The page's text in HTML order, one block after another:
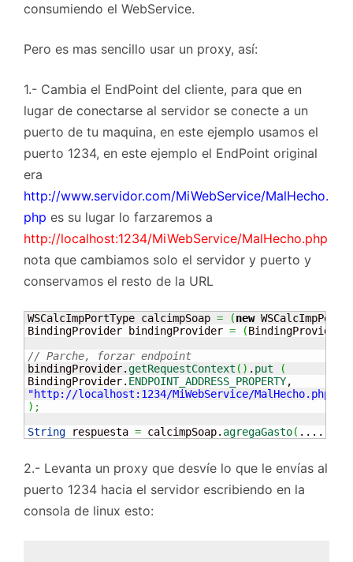
consumiendo el WebService.
Pero es mas sencillo usar un proxy, así:
1.- Cambia el EndPoint del cliente, para que en
lugar de conectarse al servidor se conecte a un
puerto de tu maquina, en este ejemplo usamos el
puerto 1234, en este ejemplo el EndPoint original
era
http://www.servidor.com/MiWebService/MalHecho.
php es su lugar lo farzaremos a
http://localhost:1234/MiWebService/MalHecho.php
nota que cambiamos solo el servidor y puerto y
conservamos el resto de la URL
WSCalcImpPortType calcimpSoap = (new WSCalcImpPort
BindingProvider bindingProvider = (BindingProvider
// Parche, forzar endpoint
bindingProvider.getRequestContext ( ) . put
(
BindingProvider. ENDPOINT_ADDRESS_PROPERTY
"http://localhost:1234/MiWebService/MalHecho.php"
) ;
String respuesta = calcimpSoap. agregaGasto( .....
2.- Levanta un proxy que desvíe lo que le envías al
puerto 1234 hacia el servidor escribiendo en la
consola de linux esto: